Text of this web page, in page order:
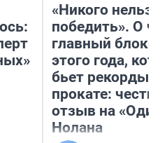
«Никого нельзя
победить». О
главный
этого года,
бьет рекорды в
прокате:
отзыв на
Нолана